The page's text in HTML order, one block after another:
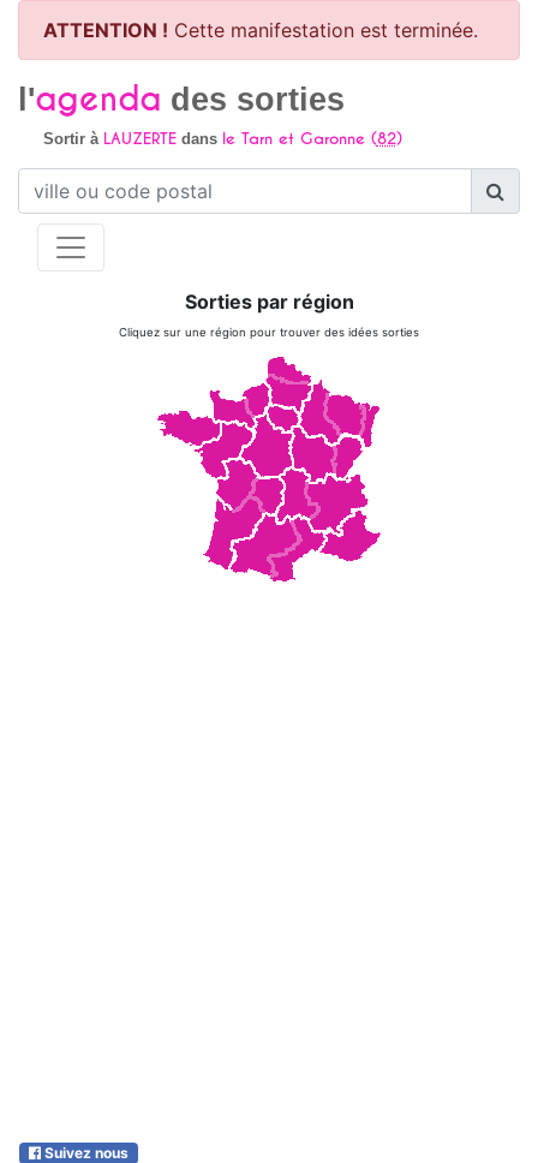
ATTENTION ! Cette manifestation est terminée.
l'agenda des sorties
Sortir à LAUZERTEdans le Tarn et Garonne (82)
Sorties par région
Cliquez sur une région pour trouver des idées sorties
Suivez nous